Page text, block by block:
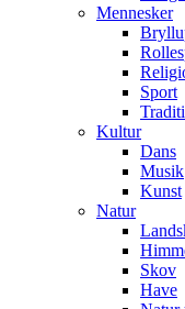
Mennesker
Sport
Kultur
Dans
Musik
Kunst
Natur
Skov
Have